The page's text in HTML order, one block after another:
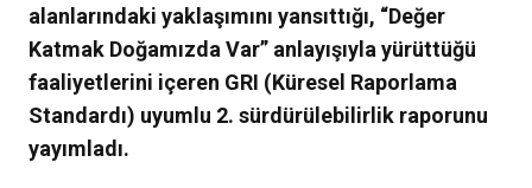
alanlarındaki yaklaşımını yansıttığı, “Değer
Katmak Doğamızda Var” anlayışıyla yürüttüğü
faaliyetlerini içeren GRI (Küresel Raporlama
Standardı) uyumlu 2. sürdürülebilirlik raporunu
yayımladı.